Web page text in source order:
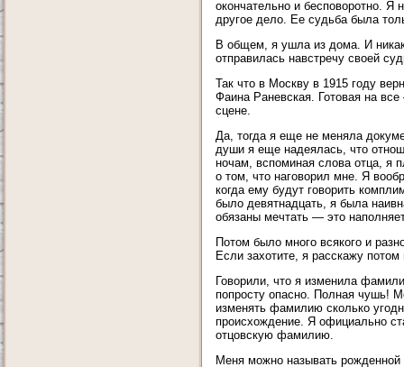
окончательно и бесповоротно.
другое дело. Ее судьба была
В общем, я ушла из дома. И
отправилась навстречу своей
Так что в Москву в 1915 году
Фаина Раневская. Готовая на
сцене.
Да, тогда я еще не меняла
души я еще надеялась, что
ночам, вспоминая слова отца, я
о том, что наговорил мне. Я
когда ему будут говорить
было девятнадцать, я была
обязаны мечтать — это
Потом было много всякого и
Если захотите, я расскажу
Говорили, что я изменила
попросту опасно. Полная чушь!
изменять фамилию сколько
происхождение. Я официально
отцовскую фамилию.
Меня можно называть